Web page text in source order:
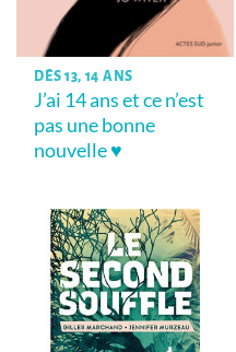
DÈS 13, 14 ANS
J’ai 14 ans et ce n’est
pas une bonne
nouvelle ♥